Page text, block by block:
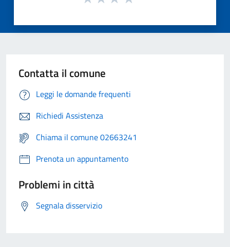
Contatta il comune
Leggi le domande frequenti
Richiedi Assistenza
Chiama il comune 02663241
Prenota un appuntamento
Problemi in città
Segnala disservizio